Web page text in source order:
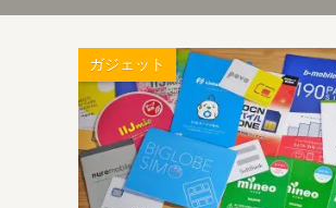
ガジェット